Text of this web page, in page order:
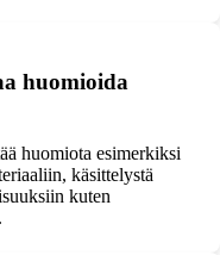
huomioida
huomiota esimerkiksi
käsittelystä
kuten